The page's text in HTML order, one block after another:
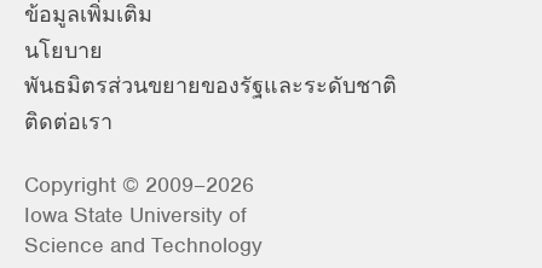
ข้อมูลเพิ่มเติม
นโยบาย
พันธมิตรส่วนขยายของรัฐและระดับชาติ
ติดต่อเรา
Copyright © 2009–2026
Iowa State University of
Science and Technology